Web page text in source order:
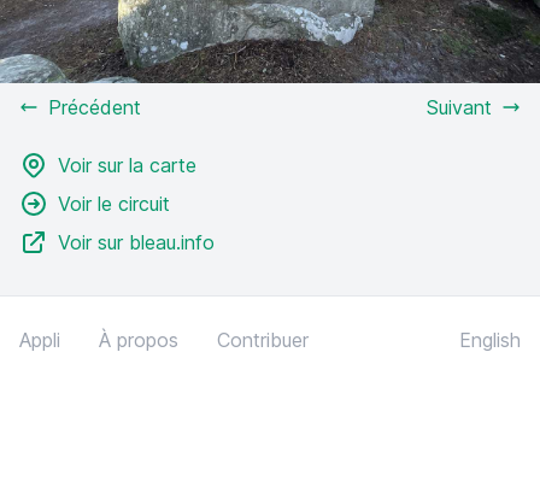
Précédent Suivant
Voir sur la carte
Voir le circuit
Voir sur bleau.info
Appli À propos Contribuer English